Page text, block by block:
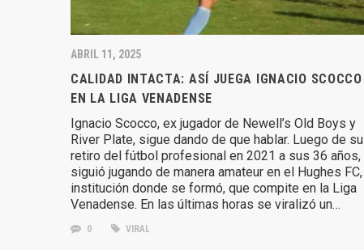
ABRIL 11, 2025
CALIDAD INTACTA: ASÍ JUEGA IGNACIO SCOCCO
EN LA LIGA VENADENSE
Ignacio Scocco, ex jugador de Newell’s Old Boys y
River Plate, sigue dando de que hablar. Luego de su
retiro del fútbol profesional en 2021 a sus 36 años,
siguió jugando de manera amateur en el Hughes FC,
institución donde se formó, que compite en la Liga
Venadense. En las últimas horas se viralizó un…
0 VIRAL